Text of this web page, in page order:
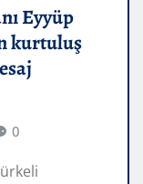
Eyyüp
kurtuluş
0